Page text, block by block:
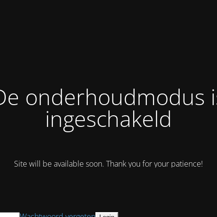
onderhoudmodus
ingeschakeld
Site will be available soon. Thank you for your patience!